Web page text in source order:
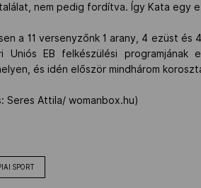
nem pedig fordítva. Így Kata egy
a 11 versenyzőnk 1 arany, 4 ezüst
Uniós EB felkészülési programjának
és idén először mindhárom
Seres Attila/ womanbox.hu)
SPORT